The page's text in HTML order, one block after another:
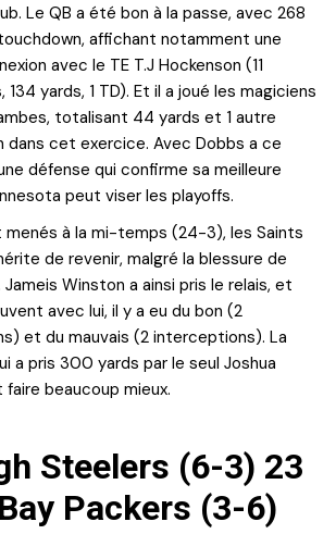
Le QB a été bon à la passe, avec 268
affichant notamment une
avec le TE T.J Hockenson (11
yards, 1 TD). Et il a joué les magiciens
totalisant 44 yards et 1 autre
dans cet exercice. Avec Dobbs a ce
défense qui confirme sa meilleure
peut viser les playoffs.
menés à la mi-temps (24-3), les Saints
de revenir, malgré la blessure de
Jameis Winston a ainsi pris le relais, et
avec lui, il y a eu du bon (2
et du mauvais (2 interceptions). La
a pris 300 yards par le seul Joshua
beaucoup mieux.
Steelers (6-3) 23
Packers (3-6)